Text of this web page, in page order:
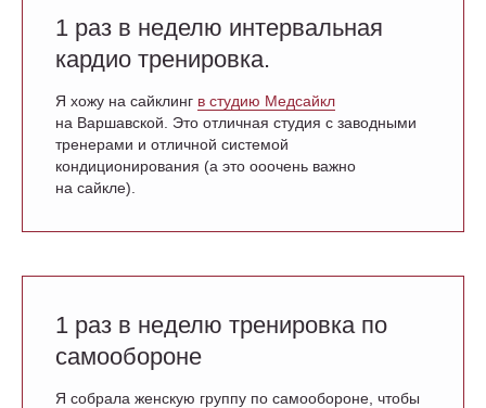
1 раз в неделю интервальная
кардио тренировка.
Я хожу на сайклинг в студию Медсайкл
на Варшавской. Это отличная студия с заводными
тренерами и отличной системой
кондиционирования (а это ооочень важно
на сайкле).
1 раз в неделю тренировка по
самообороне
Я собрала женскую группу по самообороне, чтобы